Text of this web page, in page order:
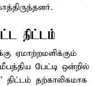
திட்டம்
ஏமாற்றமளிக்கும்
பேட்டி ஒன்றில்
தற்காலிகமாக